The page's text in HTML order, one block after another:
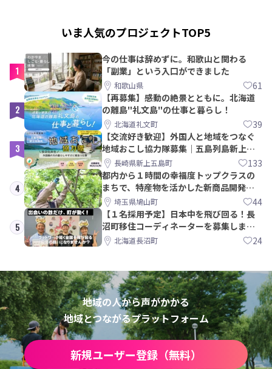
いま人気のプロジェクトTOP5
1
今の仕事は辞めずに。和歌山と関わる
「副業」という入口ができました
和歌山県 61
2
【再募集】感動の絶景とともに。北海道
の離島"礼文島"の仕事と暮らし！
北海道礼文町 39
3
【交流好き歓迎】外国人と地域をつなぐ
地域おこし協力隊募集｜五島列島新上五
島町長崎県新上五島町 133
4
都内から１時間の幸福度トップクラスの
まちで、特産物を活かした新商品開発＆
PRメンバー募集！
埼玉県鳩山町 44
5
【１名採用予定】日本中を飛び回る！長
沼町移住コーディネーターを募集しま
す！北海道長沼町 24
地域の人から声がかかる
地域とつながるプラットフォーム
新規ユーザー登録（無料）